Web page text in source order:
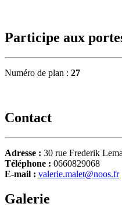
Participe aux
Numéro de plan : 27
Contact
Adresse : 30 rue Frederik
Téléphone : 0660829068
E-mail : valerie.malet@noos.fr
Galerie